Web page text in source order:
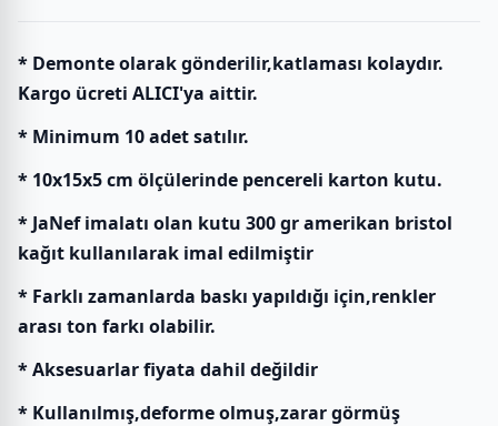
* Demonte olarak gönderilir,katlaması kolaydır.
Kargo ücreti ALICI'ya aittir.
* Minimum 10 adet satılır.
* 10x15x5 cm ölçülerinde pencereli karton kutu.
* JaNef imalatı olan kutu 300 gr amerikan bristol
kağıt kullanılarak imal edilmiştir
* Farklı zamanlarda baskı yapıldığı için,renkler
arası ton farkı olabilir.
* Aksesuarlar fiyata dahil değildir
* Kullanılmış,deforme olmuş,zarar görmüş